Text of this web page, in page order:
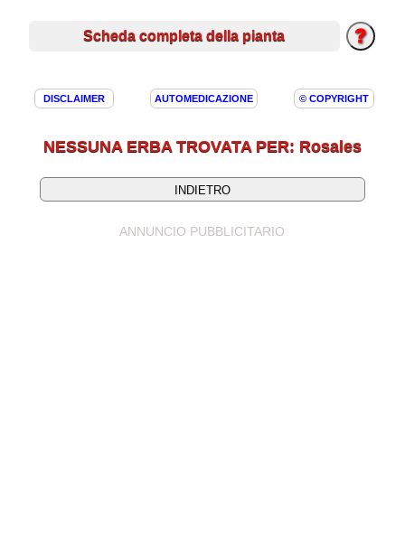
Scheda completa della pianta
DISCLAIMER AUTOMEDICAZIONE © COPYRIGHT
NESSUNA ERBA TROVATA PER: Rosales
ANNUNCIO PUBBLICITARIO